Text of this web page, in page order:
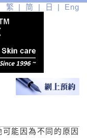
繁 简 日 Eng
能因為不同的原因